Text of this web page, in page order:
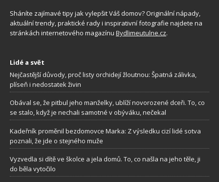
Sháníte zajímavé tipy jak vylepšit Váš domov? Originální nápady,
aktuální trendy, praktické rady i inspirativní fotografie najdete na
stránkách internetového magazínu Bydlimeutulne.cz.
Lidé a svět
Nejčastější důvody, proč listy orchidejí žloutnou: Špatná zálivka,
plíseň i nedostatek živin
Obával se, že pitbul jeho manželky, ublíží novorozené dceři. To, co
se stalo, když je nechali samotné v obýváku, nečekal
Kadeřník proměnil bezdomovce Marka: Z výsledku cizí lidé sotva
poznali, že jde o stejného muže
Vyzvedla si dítě ve školce a jela domů. To, co našla na jeho těle, ji
do běla vytočilo